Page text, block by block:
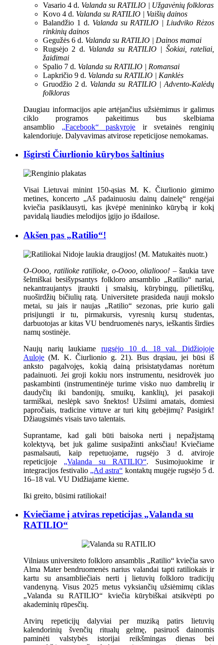
Vasario 4 d. Valanda su RATILIO | Užgavėnių folkloras
Kovo 4 d. Valanda su RATILIO | Vaišių dainos
Balandžio 1 d. Valanda su RATILIO | Liudviko Rėzos
rinkinių dainos
Gegužės 6 d. Valanda su RATILIO | Dainos mamai
Rugsėjo 2 d. Valanda su RATILIO | Šokiai, rateliai,
žaidimai
Spalio 7 d. Valanda su RATILIO | Romansai
Lapkričio 9 d. Valanda su RATILIO | Kanklės
Gruodžio 2 d. Valanda su RATILIO | Advento-Kalėdų
folkloras
Daugiau informacijos apie artėjančius užsiėmimus ir galimus
ciklo programos pakeitimus bus skelbiama
ansamblio „Facebook“ paskyroje ir svetainės renginių
kalendoriuje. Dalyvavimas atvirose repeticijose nemokamas.
Išgirsti Čiurlionio kūrybos šaltinius
Visai Lietuvai minint 150-ąsias M. K. Čiurlionio gimimo
metines, koncerto „Aš padainuosiu dainų dainelę“ rengėjai
kviečia pasiklausyti, kas įkvėpė menininko kūrybą ir kokį
pavidalą liaudies melodijos įgijo jo išdailose.
Akšen pas „Ratilio“!
O-Oooo, ratilioke ratilioke, o-Oooo, olialiooo! – šaukia tave
šelmiškai besišypsantys folkloro ansamblio „Ratilio“ nariai,
nekantraujantys įtraukti į smalsių, kūrybingų, pilietiškų,
nuoširdžių bičiulių ratą. Universitete prasideda nauji mokslo
metai, su jais ir naujas „Ratilio“ sezonas, prie kurio gali
prisijungti ir tu, pirmakursis, vyresnių kursų studentas,
darbuotojas ar kitas VU bendruomenės narys, ieškantis širdies
namų sostinėje.
Naujų narių laukiame rugsėjo 10 d. 18 val. Didžiojoje
Auloje (M. K. Čiurlionio g. 21). Bus drąsiau, jei būsi iš
anksto pagalvojęs, kokią dainą prisistatydamas norėtum
padainuoti. Jei groji kokiu nors instrumentu, nesidrovėk juo
paskambinti (instrumentinėje turime visko nuo dambrelių ir
daudyčių iki bandonijų, smuikų, kanklių), jei pasakoji
tarmiškai, neslėpk savo šnektos! Užsiimi amatais, domiesi
papročiais, tradicine virtuve ar turi kitų gebėjimų? Pasigirk!
Džiaugsimės visais tavo talentais.
Suprantame, kad gali būti baisoka nerti į nepažįstamą
kolektyvą, bet juk galime susipažinti anksčiau! Kviečiame
pasmalsauti, kaip repetuojame, rugsėjo 3 d. atviroje
repeticijoje „Valanda su RATILIO“. Susimojuokime ir
integracijos festivalio „Ad astra“ kontaktų mugėje rugsėjo 5 d.
16–18 val. VU Didžiajame kieme.
Iki greito, būsimi ratiliokai!
Kviečiame į atviras repeticijas „Valanda su
RATILIO“
Vilniaus universiteto folkloro ansamblis „Ratilio“ kviečia savo
Alma Mater bendruomenės narius valandai tapti ratiliokais ir
kartu su ansambliečiais nerti į lietuvių folkloro tradicijų
vandenyną. Visus 2025 metus vyksiančių užsiėmimų ciklas
„Valanda su RATILIO“ kviečia kūrybiškai atsikvėpti po
akademinių rūpesčių.
Atvirų repeticijų dalyviai per muziką patirs lietuvių
kalendorinių švenčių ritualų gelmę, pasiruoš dainomis
paminėti valstybės istorijai reikšmingas dienas bei